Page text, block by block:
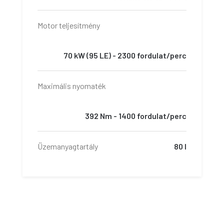
Motor teljesítmény
70 kW (95 LE) - 2300 fordulat/perc
Maximális nyomaték
392 Nm - 1400 fordulat/perc
Üzemanyagtartály 80 l